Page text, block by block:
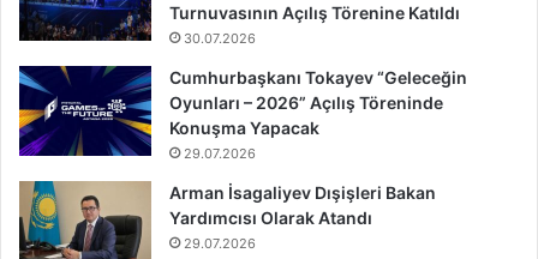
Turnuvasının Açılış Törenine Katıldı
30.07.2026
Cumhurbaşkanı Tokayev “Geleceğin
Oyunları – 2026” Açılış Töreninde
Konuşma Yapacak
29.07.2026
Arman İsagaliyev Dışişleri Bakan
Yardımcısı Olarak Atandı
29.07.2026